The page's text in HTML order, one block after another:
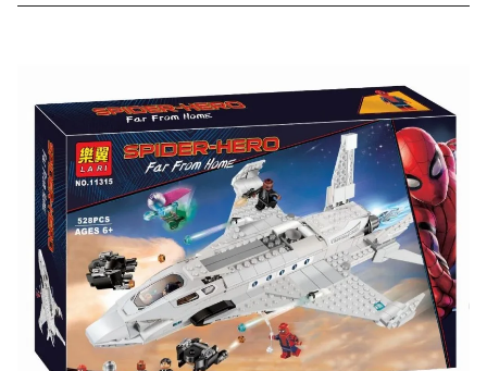
Оставьте отзыв (не менее 50 символов) о товаре на
нашем сайте и получите купон на скидку 50₽ за
текстовый отзыв или 100₽ за отзыв с фото.
Скидка за отзыв
на Яндекс.Маркете 150₽
Оставьте отзыв (не менее 50 символов) о товаре
через системуЯндекс.Маркетс обязательным
указанием номера и даты заказа в нашем магазине
и получите купон на скидку 150₽